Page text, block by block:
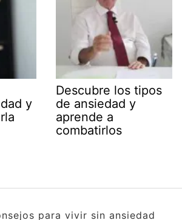
y
Descubre los tipos
de ansiedad y
aprende a
combatirlos
para vivir sin ansiedad